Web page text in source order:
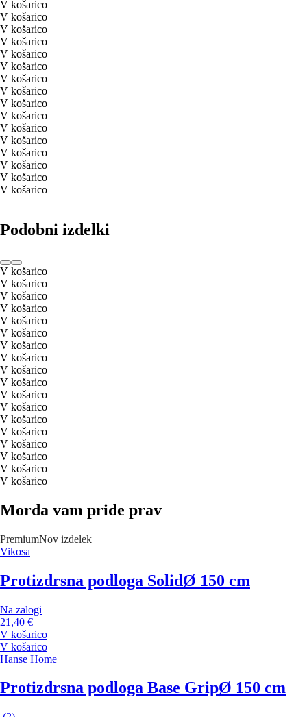
V košarico
V košarico
V košarico
V košarico
V košarico
V košarico
V košarico
V košarico
V košarico
V košarico
V košarico
V košarico
V košarico
V košarico
V košarico
V košarico
Podobni izdelki
V košarico
V košarico
V košarico
V košarico
V košarico
V košarico
V košarico
V košarico
V košarico
V košarico
V košarico
V košarico
V košarico
V košarico
V košarico
V košarico
V košarico
V košarico
Morda vam pride prav
PremiumNov izdelek
Vikosa
Protizdrsna podloga SolidØ 150 cm
Na zalogi
21,40 €
V košarico
V košarico
Hanse Home
Protizdrsna podloga Base GripØ 150 cm